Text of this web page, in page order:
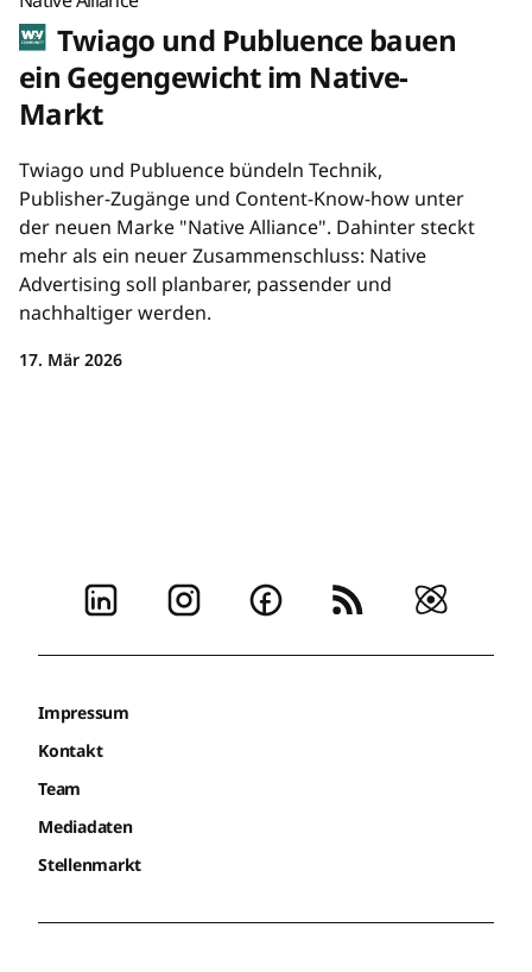
Twiago und Publuence bauen
ein Gegengewicht im Native-
Markt
Twiago und Publuence bündeln Technik,
Publisher-Zugänge und Content-Know-how unter
der neuen Marke "Native Alliance". Dahinter steckt
mehr als ein neuer Zusammenschluss: Native
Advertising soll planbarer, passender und
nachhaltiger werden.
17. Mär 2026
Impressum
Kontakt
Team
Mediadaten
Stellenmarkt